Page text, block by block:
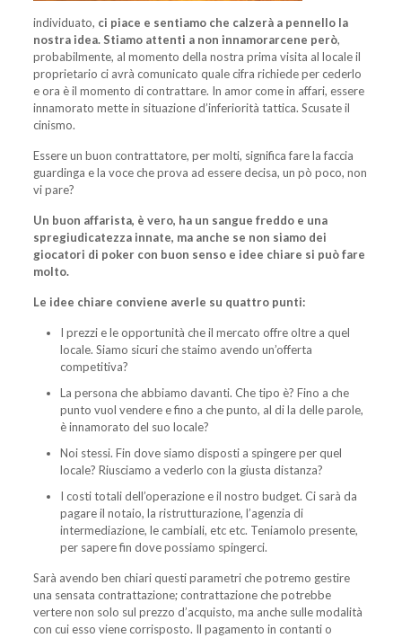
individuato, ci piace e sentiamo che calzerà a pennello la
nostra idea. Stiamo attenti a non innamorarcene però,
probabilmente, al momento della nostra prima visita al locale il
proprietario ci avrà comunicato quale cifra richiede per cederlo
e ora è il momento di contrattare. In amor come in affari, essere
innamorato mette in situazione d’inferiorità tattica. Scusate il
cinismo.
Essere un buon contrattatore, per molti, significa fare la faccia
guardinga e la voce che prova ad essere decisa, un pò poco, non
vi pare?
Un buon affarista, è vero, ha un sangue freddo e una
spregiudicatezza innate, ma anche se non siamo dei
giocatori di poker con buon senso e idee chiare si può fare
molto.
Le idee chiare conviene averle su quattro punti:
I prezzi e le opportunità che il mercato offre oltre a quel
locale. Siamo sicuri che staimo avendo un’offerta
competitiva?
La persona che abbiamo davanti. Che tipo è? Fino a che
punto vuol vendere e fino a che punto, al di la delle parole,
è innamorato del suo locale?
Noi stessi. Fin dove siamo disposti a spingere per quel
locale? Riusciamo a vederlo con la giusta distanza?
I costi totali dell’operazione e il nostro budget. Ci sarà da
pagare il notaio, la ristrutturazione, l’agenzia di
intermediazione, le cambiali, etc etc. Teniamolo presente,
per sapere fin dove possiamo spingerci.
Sarà avendo ben chiari questi parametri che potremo gestire
una sensata contrattazione; contrattazione che potrebbe
vertere non solo sul prezzo d’acquisto, ma anche sulle modalità
con cui esso viene corrisposto. Il pagamento in contanti o